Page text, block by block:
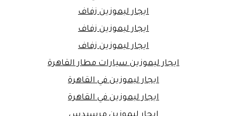
ايجار ليموزين زفاف
ايجار ليموزين زفاف
ايجار ليموزين زفاف
ايجار ليموزين سيارات مطار القاهرة
ايجار ليموزين في القاهرة
ايجار ليموزين في القاهرة